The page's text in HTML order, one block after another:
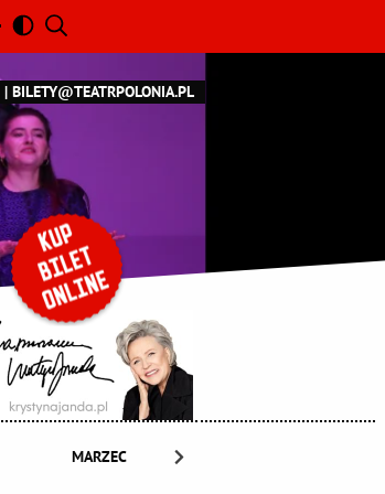
BILETY@TEATRPOLONIA.PL
MARZEC